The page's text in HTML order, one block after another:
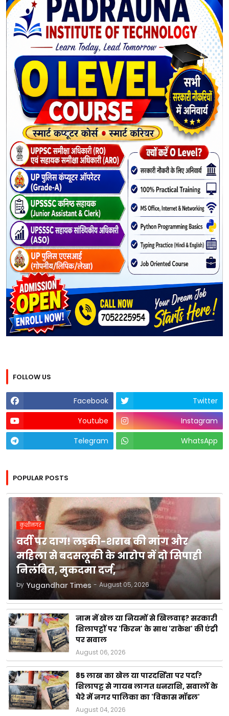
FOLLOW US
Facebook
Twitter
Youtube
Instagram
Telegram
WhatsApp
POPULAR POSTS
कुशीनगर
वर्दी पर दाग! लड़की-शराब की मांग और
महिला से बदसलूकी के आरोप में दो सिपाही
निलंबित, मुकदमा दर्ज,
by Yugandhar Times - August 05, 2026
नाम में खेल या नियमों से खिलवाड़? सरकारी
शिलापट्टों पर 'किरन' के साथ 'राकेश' की एंट्री
पर सवाल
August 06, 2026
85 लाख का खेल या पारदर्शिता पर पर्दा?
शिलापट्ट से गायब लागत धनराशि, सवालों के
घेरे में नगर पालिका का 'विकास मॉडल'
August 04, 2026